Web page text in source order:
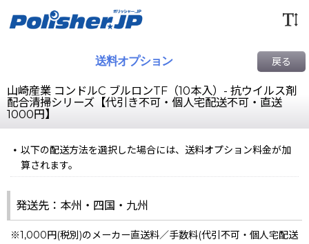
送料オプション 戻る
山崎産業 コンドルC ブルロンTF（10本入）- 抗ウイルス剤
配合清掃シリーズ【代引き不可・個人宅配送不可・直送
1000円】
以下の配送方法を選択した場合には、送料オプション料金が加
算されます。
発送先：本州・四国・九州
※1,000円(税別)のメーカー直送料／手数料(代引不可・個人宅配送